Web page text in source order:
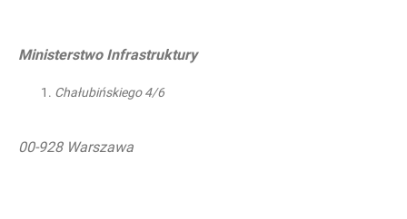
Ministerstwo Infrastruktury
Chałubińskiego 4/6
00-928 Warszawa